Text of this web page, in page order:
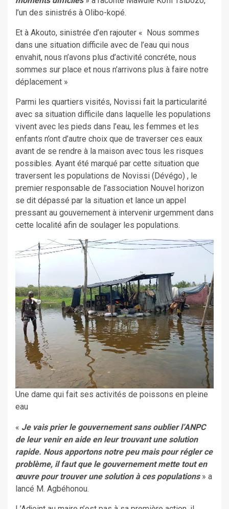
l’un des sinistrés à Olibo-kopé.
Et à Akouto, sinistrée d’en rajouter « Nous sommes
dans une situation difficile avec de l’eau qui nous
envahit, nous n’avons plus d’activité concréte, nous
sommes sur place et nous n’arrivons plus à faire notre
déplacement »
Parmi les quartiers visités, Novissi fait la particularité
avec sa situation difficile dans laquelle les populations
vivent avec les pieds dans l’eau, les femmes et les
enfants n’ont d’autre choix que de traverser ces eaux
avant de se rendre à la maison avec tous les risques
possibles. Ayant été marqué par cette situation que
traversent les populations de Novissi (Dévégo) , le
premier responsable de l’association Nouvel horizon
se dit dépassé par la situation et lance un appel
pressant au gouvernement à intervenir urgemment dans
cette localité afin de soulager les populations.
Une dame qui fait ses activités de poissons en pleine
eau
« Je vais prier le gouvernement sans oublier l’ANPC
de leur venir en aide en leur trouvant une solution
rapide. Nous apportons notre peu mais pour régler ce
problème, il faut que le gouvernement mette tout en
œuvre pour trouver une solution à ces populations » a
lancé M. Agbéhonou.